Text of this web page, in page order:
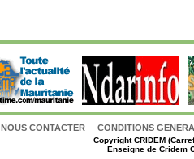
NOUS CONTACTER CONDITIONS
CopyrightCRIDEM
Enseigne de Cridem